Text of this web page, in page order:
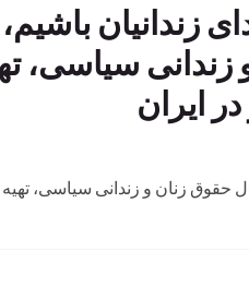
زندانیان باشیم،
سیاسی،
ایران
حقوق زنان و زندانی سیاسی،